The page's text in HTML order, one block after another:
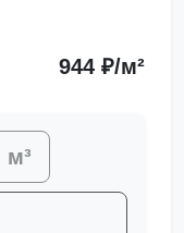
944 ₽/м²
м³